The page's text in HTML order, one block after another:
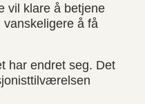
vil klare å betjene
å få
har endret seg. Det